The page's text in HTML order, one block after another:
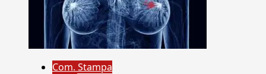
Com. Stampa